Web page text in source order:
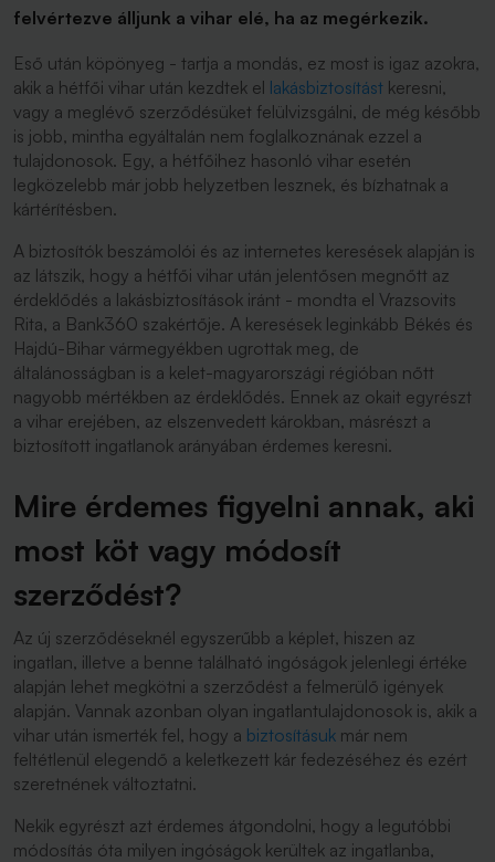
felvértezve álljunk a vihar elé, ha az megérkezik.
Eső után köpönyeg - tartja a mondás, ez most is igaz azokra,
akik a hétfői vihar után kezdtek el lakásbiztosítást keresni,
vagy a meglévő szerződésüket felülvizsgálni, de még később
is jobb, mintha egyáltalán nem foglalkoznának ezzel a
tulajdonosok. Egy, a hétfőihez hasonló vihar esetén
legközelebb már jobb helyzetben lesznek, és bízhatnak a
kártérítésben.
A biztosítók beszámolói és az internetes keresések alapján is
az látszik, hogy a hétfői vihar után jelentősen megnőtt az
érdeklődés a lakásbiztosítások iránt - mondta el Vrazsovits
Rita, a Bank360 szakértője. A keresések leginkább Békés és
Hajdú-Bihar vármegyékben ugrottak meg, de
általánosságban is a kelet-magyarországi régióban nőtt
nagyobb mértékben az érdeklődés. Ennek az okait egyrészt
a vihar erejében, az elszenvedett károkban, másrészt a
biztosított ingatlanok arányában érdemes keresni.
Mire érdemes figyelni annak, aki
most köt vagy módosít
szerződést?
Az új szerződéseknél egyszerűbb a képlet, hiszen az
ingatlan, illetve a benne található ingóságok jelenlegi értéke
alapján lehet megkötni a szerződést a felmerülő igények
alapján. Vannak azonban olyan ingatlantulajdonosok is, akik a
vihar után ismerték fel, hogy a biztosításuk már nem
feltétlenül elegendő a keletkezett kár fedezéséhez és ezért
szeretnének változtatni.
Nekik egyrészt azt érdemes átgondolni, hogy a legutóbbi
módosítás óta milyen ingóságok kerültek az ingatlanba,